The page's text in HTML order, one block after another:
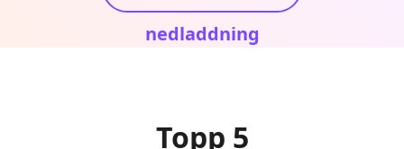
nedladdning
Topp 5